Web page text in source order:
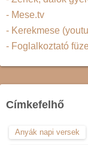
- Mese.tv
- Kerekmese
- Foglalkoztató
Címkefelhő
Anyák napi versek